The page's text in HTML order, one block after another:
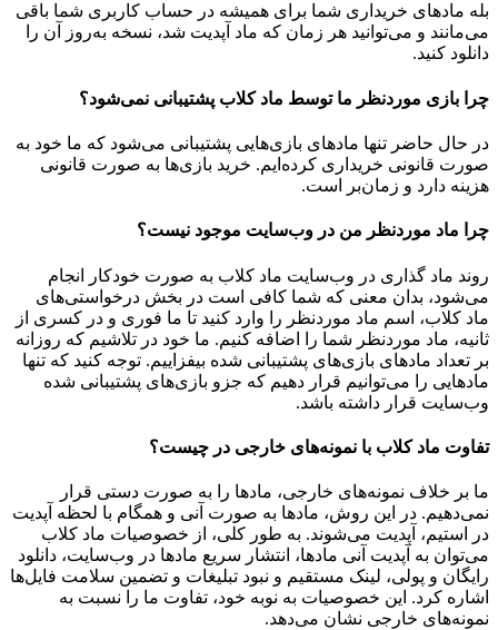
بله مادهای خریداری شما برای همیشه در حساب کاربری شما باقی
می‌مانند و می‌توانید هر زمان که ماد آپدیت شد، نسخه به‌روز آن را
دانلود کنید.
چرا بازی موردنظر ما توسط ماد کلاب پشتیبانی نمی‌شود؟
در حال حاضر تنها مادهای بازی‌هایی پشتیبانی می‌شود که ما خود به
صورت قانونی خریداری کرده‌ایم. خرید بازی‌ها به صورت قانونی
هزینه دارد و زمان‌بر است.
چرا ماد موردنظر من در وب‌سایت موجود نیست؟
روند ماد گذاری در وب‌سایت ماد کلاب به صورت خودکار انجام
می‌شود، بدان معنی که شما کافی است در بخش درخواستی‌های
ماد کلاب، اسم ماد موردنظر را وارد کنید تا ما فوری و در کسری از
ثانیه، ماد موردنظر شما را اضافه کنیم. ما خود در تلاشیم که روزانه
بر تعداد مادهای بازی‌های پشتیبانی شده بیفزاییم. توجه کنید که تنها
مادهایی را می‌توانیم قرار دهیم که جزو بازی‌های پشتیبانی شده
وب‌سایت قرار داشته باشد.
تفاوت ماد کلاب با نمونه‌های خارجی در چیست؟
ما بر خلاف نمونه‌های خارجی، مادها را به صورت دستی قرار
نمی‌دهیم. در این روش، مادها به صورت آنی و همگام با لحظه آپدیت
در استیم، آپدیت می‌شوند. به طور کلی، از خصوصیات ماد کلاب
می‌‌توان به آپدیت آنی مادها، انتشار سریع مادها در وب‌سایت، دانلود
رایگان و پولی، لینک مستقیم و نبود تبلیغات و تضمین سلامت فایل‌ها
اشاره کرد. این خصوصیات به نوبه خود، تفاوت ما را نسبت به
نمونه‌های خارجی نشان می‌دهد.